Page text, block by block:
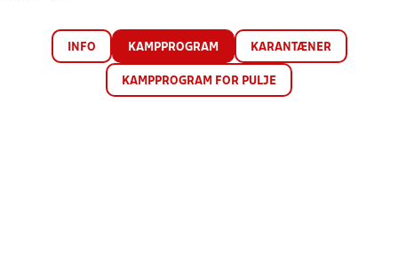
INFO KAMPPROGRAM KARANTÆNER
KAMPPROGRAM FOR PULJE